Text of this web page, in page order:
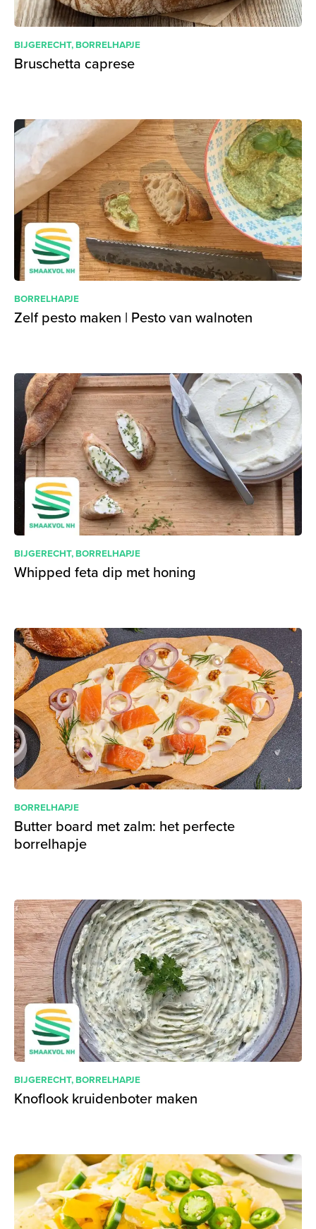
BIJGERECHT,BORRELHAPJE
Bruschetta caprese
BORRELHAPJE
Zelf pesto maken | Pesto van walnoten
BIJGERECHT,BORRELHAPJE
Whipped feta dip met honing
BORRELHAPJE
Butter board met zalm: het perfecte
borrelhapje
BIJGERECHT,BORRELHAPJE
Knoflook kruidenboter maken